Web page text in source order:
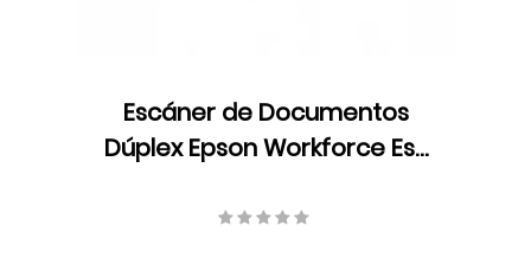
Escáner de Documentos
Dúplex Epson Workforce Es-
Velocidad 35 ppm/70 ipm,